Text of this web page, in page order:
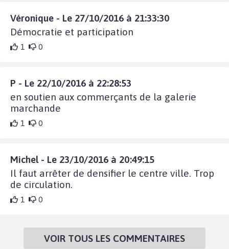
Véronique - Le 27/10/2016 à 21:33:30
Démocratie et participation
1 0
P - Le 22/10/2016 à 22:28:53
en soutien aux commerçants de la galerie
marchande
1 0
Michel - Le 23/10/2016 à 20:49:15
Il faut arrêter de densifier le centre ville. Trop
de circulation.
1 0
VOIR TOUS LES COMMENTAIRES